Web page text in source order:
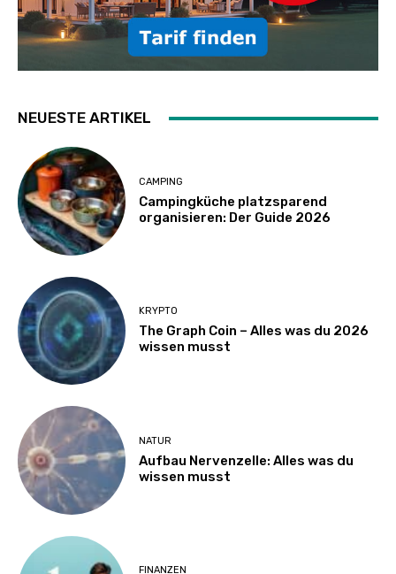
NEUESTE ARTIKEL
CAMPING
Campingküche platzsparend
organisieren: Der Guide 2026
KRYPTO
The Graph Coin – Alles was du 2026
wissen musst
NATUR
Aufbau Nervenzelle: Alles was du
wissen musst
FINANZEN